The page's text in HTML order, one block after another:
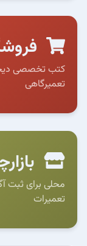
کتب تخصصی
تعمیرگاهی
محلی برای ثبت
تعمیرات